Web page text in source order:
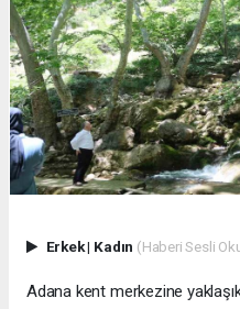
Erkek| Kadın (Haberi Sesli
Adana kent merkezine